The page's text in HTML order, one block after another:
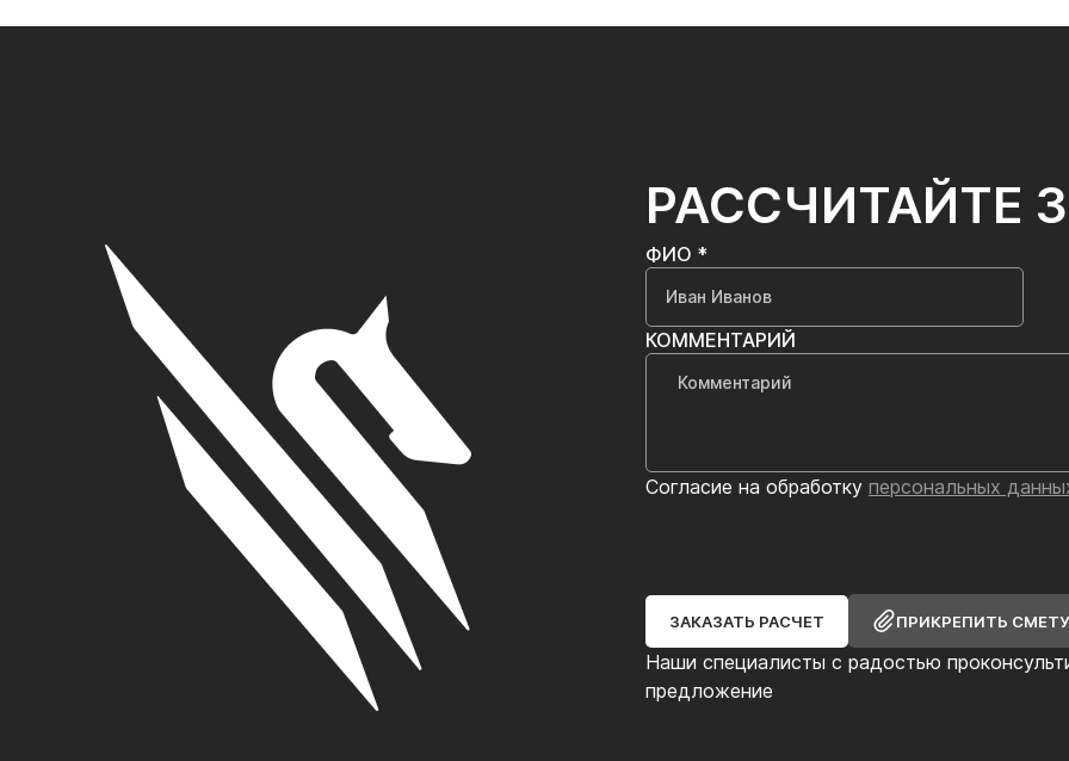
РАССЧИТАЙТЕ
Наши специалисты с радостью
предложение
ФИО *
КОММЕНТАРИЙ
Согласие на обработку персональных
ЗАКАЗАТЬ РАСЧЕТ ПРИКРЕПИТЬ СМЕТУ